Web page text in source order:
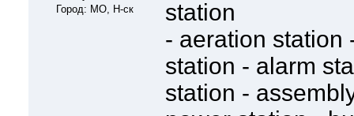
Город: МО, Н-ск
station
- aeration station
station - alarm
station -